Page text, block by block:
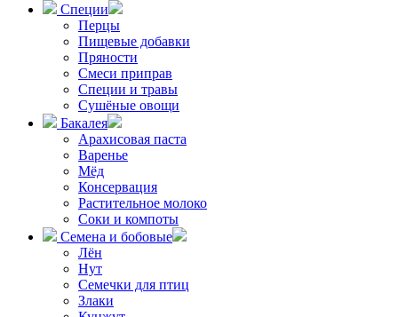
Специи
Перцы
Пищевые добавки
Пряности
Смеси приправ
Специи и травы
Сушёные овощи
Бакалея
Арахисовая паста
Варенье
Мёд
Консервация
Растительное молоко
Соки и компоты
Семена и бобовые
Лён
Нут
Семечки для птиц
Злаки